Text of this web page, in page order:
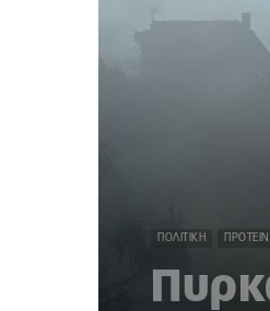
ΠΟΛΙΤΙΚΉ